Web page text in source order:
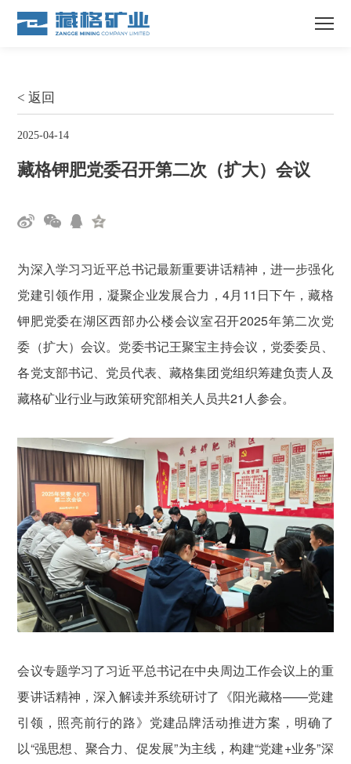
< 返回
2025-04-14
藏格钾肥党委召开第二次（扩大）会议
为深入学习习近平总书记最新重要讲话精神，进一步强化
党建引领作用，凝聚企业发展合力，4月11日下午，藏格
钾肥党委在湖区西部办公楼会议室召开2025年第二次党
委（扩大）会议。党委书记王聚宝主持会议，党委委员、
各党支部书记、党员代表、藏格集团党组织筹建负责人及
藏格矿业行业与政策研究部相关人员共21人参会。
会议专题学习了习近平总书记在中央周边工作会议上的重
要讲话精神，深入解读并系统研讨了《阳光藏格——党建
引领，照亮前行的路》党建品牌活动推进方案，明确了
以“强思想、聚合力、促发展”为主线，构建“党建+业务”深